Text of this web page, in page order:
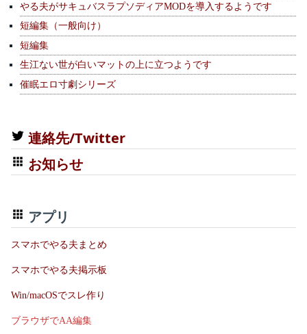
やる夫がサキュバスラプソディアMODを導入するようです
短編集（一般向け）
短編集
生江ない世が白いマットの上に立つようです
催眠エロ寸劇シリーズ
連絡先/Twitter
お知らせ
アプリ
スマホでやる夫まとめ
スマホでやる夫掲示板
Win/macOSでスレ作り
ブラウザでAA編集